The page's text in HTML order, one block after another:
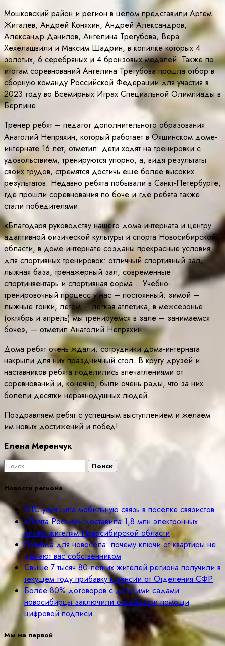
Мошковский район и регион в целом представили Артем
Жигалев, Андрей Коняхин, Андрей Александров,
Александр Данилов, Ангелина Трегубова, Вера
Хехелашвили и Максим Шадрин, в копилке которых 4
золотых, 6 серебряных и 4 бронзовых медалей. Также по
итогам соревнований Ангелина Трегубова прошла отбор в
сборную команду Российской Федерации для участия в
2023 году во Всемирных Играх Специальной Олимпиады в
Берлине.
Тренер ребят – педагог дополнительного образования
Анатолий Непряхин, который работает в Ояшинском доме-
интернате 16 лет, отметил: дети ходят на тренировки с
удовольствием, тренируются упорно, а, видя результаты
своих трудов, стремятся достичь еще более высоких
результатов. Недавно ребята побывали в Санкт-Петербурге,
где прошли соревнования по боче и где ребята также
стали победителями.
«Благодаря руководству нашего дома-интерната и центру
адаптивной физической культуры и спорта Новосибирской
области, в доме-интернате созданы прекрасные условия
для спортивных тренировок: отличный спортивный зал,
лыжная база, тренажерный зал, современные
спортинвентарь и спортивная форма… Учебно-
тренировочный процесс у нас – постоянный: зимой –
лыжные гонки, летом – легкая атлетика, в межсезонье
(октябрь и апрель) мы тренируемся в зале – занимаемся
боче», — отметил Анатолий Непряхин.
Дома ребят очень ждали: сотрудники дома-интерната
накрыли для них праздничный стол. В кругу друзей и
наставников ребята поделились впечатлениями от
соревнований и, конечно, были очень рады, что за них
болели десятки неравнодушных людей.
Поздравляем ребят с успешным выступлением и желаем
им новых достижений и побед!
Елена Меренчук
Найти:
Новости региона
МТС улучшила мобильную связь в посёлке связистов
«Почта России» доставила 1,8 млн электронных
писем жителям Новосибирской области
Ловушка для новосёла: почему ключи от квартиры не
делают вас собственником
Свыше 7 тысяч 80-летних жителей региона получили в
текущем году прибавку к пенсии от Отделения СФР
Более 80% договоров с детскими садами
новосибирцы заключили онлайн при помощи
цифровой подписи
Мы на первой